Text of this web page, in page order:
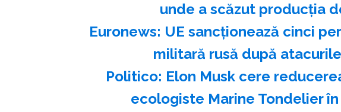
unde a scăzut producţia
Euronews: UE sancţionează cinci
militară rusă după
Politico: Elon Musk cere
ecologiste Marine Tondelier